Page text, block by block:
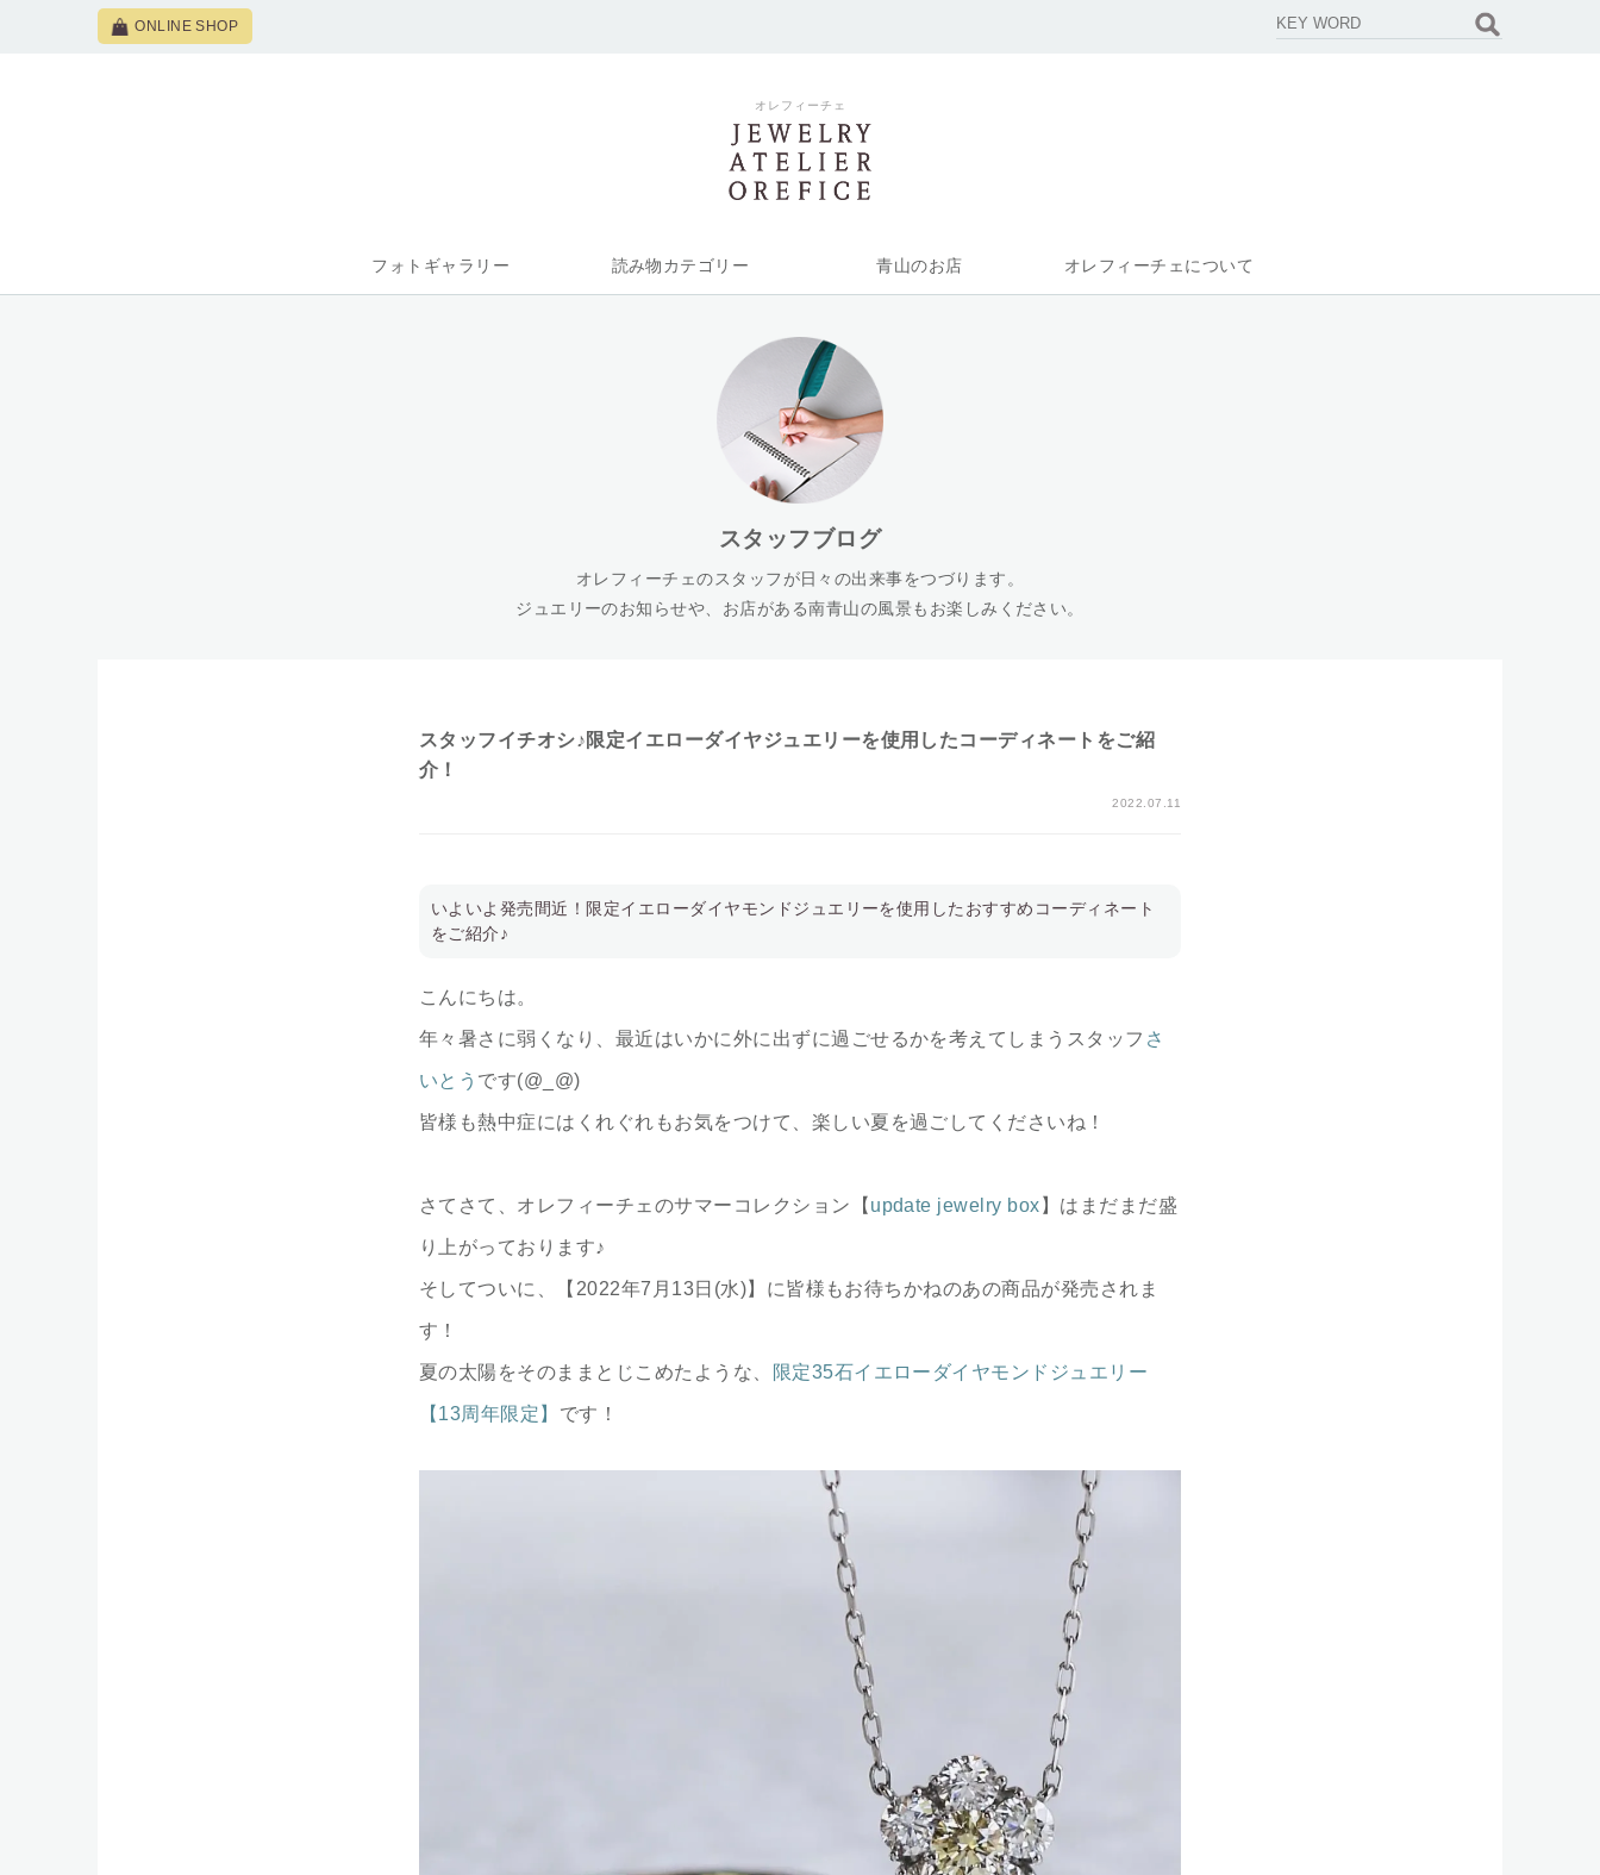
ONLINE SHOP
オレフィーチェ
フォトギャラリー 読み物カテゴリー 青山のお店 オレフィーチェについて
スタッフブログ
オレフィーチェのスタッフが日々の出来事をつづります。
ジュエリーのお知らせや、お店がある南青山の風景もお楽しみください。
スタッフイチオシ♪限定イエローダイヤジュエリーを使用したコーディネートをご紹
介！
2022.07.11
いよいよ発売間近！限定イエローダイヤモンドジュエリーを使用したおすすめコーディネート
をご紹介♪
こんにちは。
年々暑さに弱くなり、最近はいかに外に出ずに過ごせるかを考えてしまうスタッフ さ
いとう です(@_@)
皆様も熱中症にはくれぐれもお気をつけて、楽しい夏を過ごしてくださいね！
さてさて、オレフィーチェのサマーコレクション【 update jewelry box 】はまだまだ盛
り上がっております♪
そしてついに、【2022年7月13日(水)】に皆様もお待ちかねのあの商品が発売されま
す！
夏の太陽をそのままとじこめたような、 限定35石イエローダイヤモンドジュエリー
【13周年限定】 です！